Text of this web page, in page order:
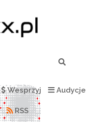
Wesprzyj Audycje
RSS